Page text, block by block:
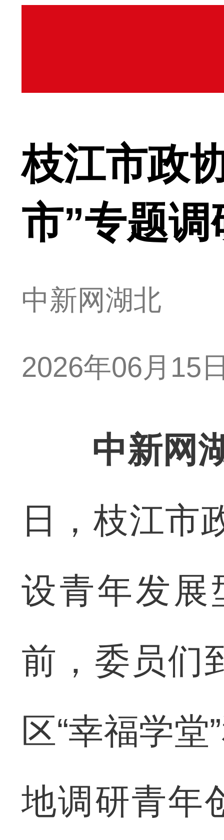
枝江市政
市”专题调
中新网湖北
2026年06月15
中新网
日，枝江市
设青年发展
前，委员们
区“幸福学堂
地调研青年